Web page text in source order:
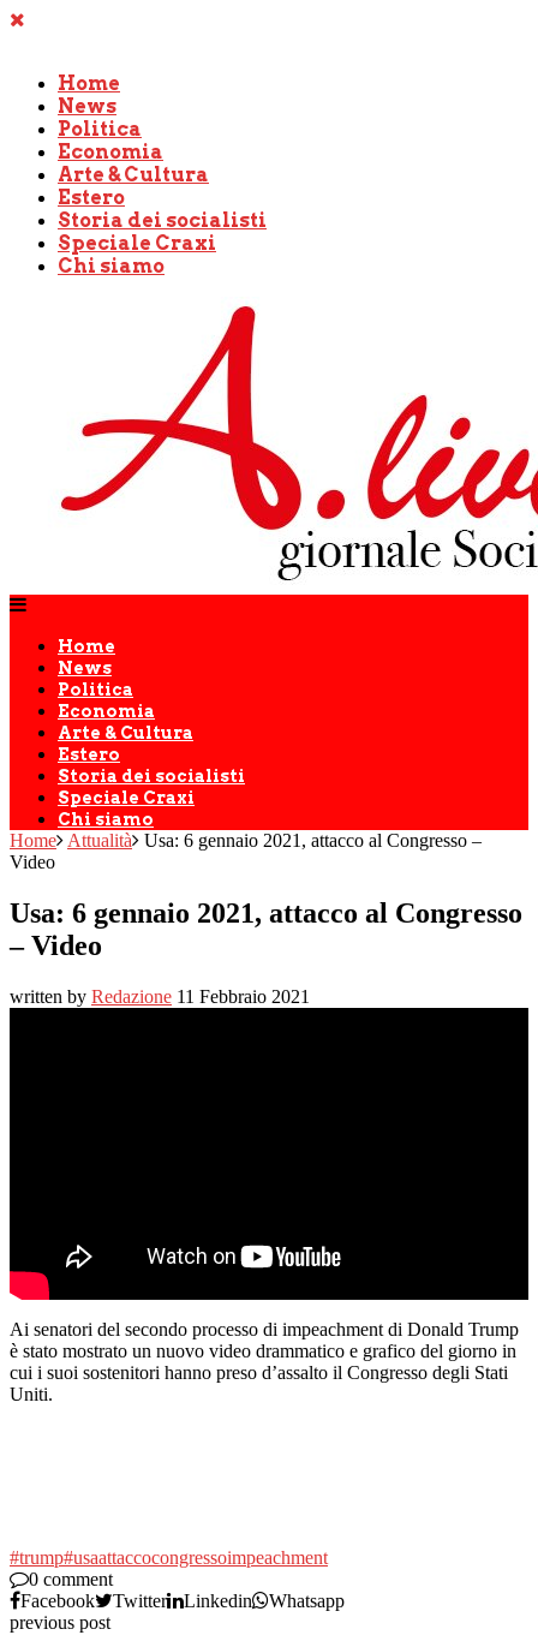
Home
News
Politica
Economia
Arte & Cultura
Estero
Storia dei socialisti
Speciale Craxi
Chi siamo
Home
News
Politica
Economia
Arte & Cultura
Estero
Storia dei socialisti
Speciale Craxi
Chi siamo
Home Attualità
Usa: 6 gennaio 2021, attacco al Congresso –
Video
Usa: 6 gennaio 2021, attacco al Congresso
– Video
written by Redazione 11 Febbraio 2021
Ai senatori del secondo processo di impeachment di Donald Trump
è stato mostrato un nuovo video drammatico e grafico del giorno in
cui i suoi sostenitori hanno preso d’assalto il Congresso degli Stati
Uniti.
#trump#usaattaccocongressoimpeachment
0 comment
Facebook
Twitter Linkedin
Whatsapp
previous post